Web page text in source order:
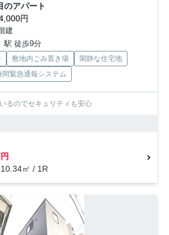
のアパート
円
建
駅 徒歩9分
敷地内ごみ置き場
閑静な住宅地
間緊急通報システム
るのでセキュリティも安心
㎡ / 1R